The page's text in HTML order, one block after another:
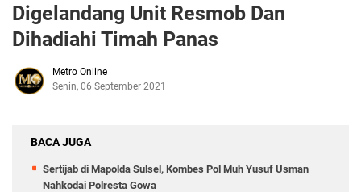
Digelandang Unit Resmob Dan
Dihadiahi Timah Panas
Metro Online
Senin, 06 September 2021
BACA JUGA
Sertijab di Mapolda Sulsel, Kombes Pol Muh Yusuf Usman
Nahkodai Polresta Gowa